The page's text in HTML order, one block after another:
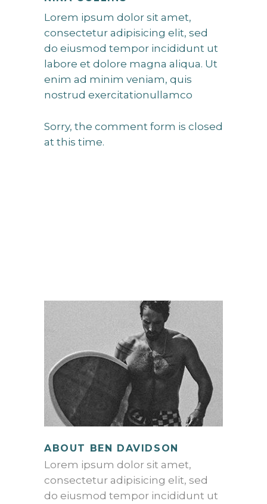
Lorem ipsum dolor sit amet,
consectetur adipisicing elit, sed
do eiusmod tempor incididunt ut
labore et dolore magna aliqua. Ut
enim ad minim veniam, quis
nostrud exercitationullamco
Sorry, the comment form is closed
at this time.
ABOUT BEN DAVIDSON
Lorem ipsum dolor sit amet,
consectetur adipisicing elit, sed
do eiusmod tempor incididunt ut